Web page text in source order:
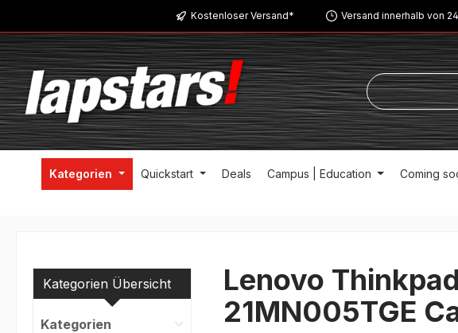
Zur Hauptnavigation springenKostenloser Versand* Versand innerhalb von
Kategorien Quickstart Deals Campus | Education Coming
Kategorien Übersicht
Kategorien
Lenovo
21MN005TGE